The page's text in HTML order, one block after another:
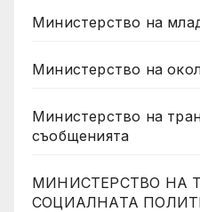
Министерство на
Министерство на
Министерство на
съобщенията
МИНИСТЕРСТВО НА
СОЦИАЛНАТА